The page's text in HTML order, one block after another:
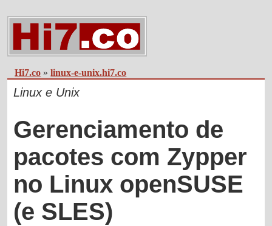
Hi7.co »linux-e-unix.hi7.co
Linux e Unix
Gerenciamento de
pacotes com Zypper
no Linux openSUSE
(e SLES)